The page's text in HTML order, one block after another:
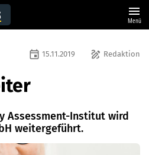
menu
Menü
draw Redaktion
event 15.11.2019
Assessment-Institut wird
weitergeführt.